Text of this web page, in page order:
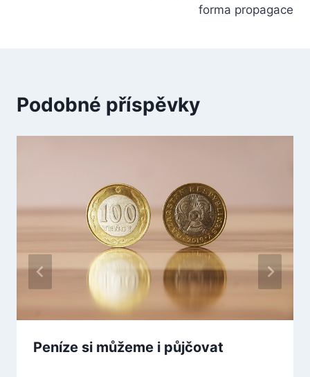
forma propagace
Podobné příspěvky
Peníze si můžeme i půjčovat